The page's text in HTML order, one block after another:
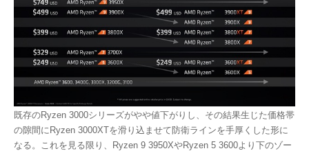
既存のRyzen 3000シリーズがやや値下がりし、その結果生じた価格帯
の隙間にRyzen 3000XTを滑り込ませて防衛ラインを手厚くした形に
なる。これを見る限り、Ryzen 9 3950XやRyzen 5 3600より下のゾー